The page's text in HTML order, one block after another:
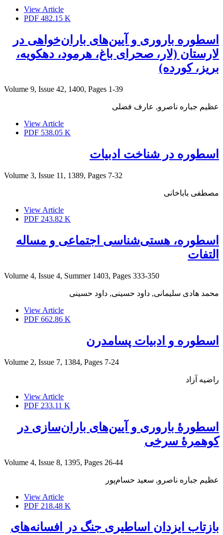
View Article
PDF 482.15 K
اسطوره‌ باروری و آیین‌های باران‌خواهی در
لارستان (لار، صحرای باغ، هرمود، دهکویه،
بریز، کورده)
Volume 9, Issue 42, 1400, Pages 1-39
عظیم جباره ناصرو, عارف فضلی
View Article
PDF 538.05 K
اسطوره در شناخت ادبیات
Volume 3, Issue 11, 1389, Pages 7-32
مصطفی باباخانی
View Article
PDF 243.82 K
اسطوره، هستی‌شناسی اجتماعی و مساله
التفات
Volume 4, Issue 4, Summer 1403, Pages 333-350
محمد هادی سلیمانی, داود حسینی, داود حسینی
View Article
PDF 662.86 K
اسطوره و ادبیات پسامدرن
Volume 2, Issue 7, 1384, Pages 7-24
راضیه آزاد
View Article
PDF 233.11 K
اسطورۀ باروری و آیین‌های باران‌سازی در
کوهمرۀ سرخی
Volume 4, Issue 8, 1395, Pages 26-44
عظیم جباره ناصرو, سعید حسام‌پور
View Article
PDF 218.48 K
بازتاب ایزدان اساطیری جنگ در افسانه‌های